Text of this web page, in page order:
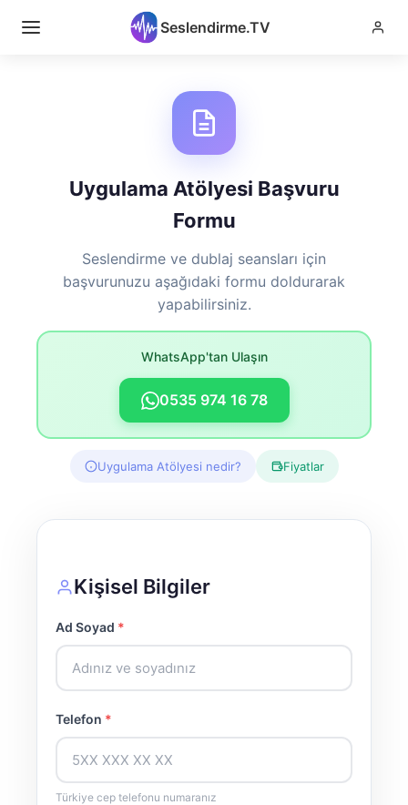
Seslendirme.TV
Uygulama Atölyesi Başvuru
Formu
Seslendirme ve dublaj seansları için
başvurunuzu aşağıdaki formu doldurarak
yapabilirsiniz.
WhatsApp'tan Ulaşın
0535 974 16 78
Uygulama Atölyesi nedir? Fiyatlar
Kişisel Bilgiler
Ad Soyad *
Telefon *
Türkiye cep telefonu numaranız